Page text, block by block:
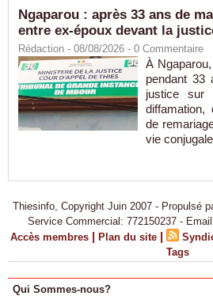
Ngaparou : après 33 ans de
entre ex-époux devant la
Rédaction - 08/08/2026 - 0 Commentaire
À
pendant 33
justice sur
de
vie
Thiesinfo, Copyright Juin 2007 - Propulsé
Service Commercial: 772150237 -
Accès membres | Plan du site |
Tags
Qui Sommes-nous?